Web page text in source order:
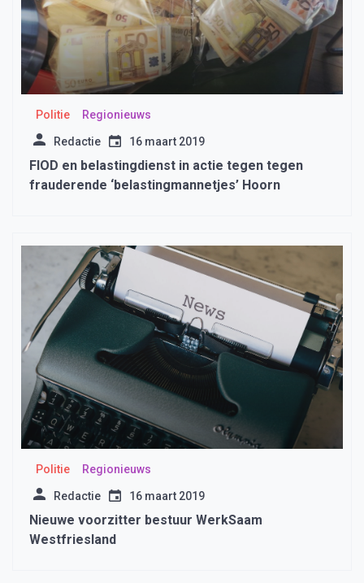
Politie Regionieuws
Redactie 16 maart 2019
FIOD en belastingdienst in actie tegen tegen
frauderende ‘belastingmannetjes’ Hoorn
Politie Regionieuws
Redactie 16 maart 2019
Nieuwe voorzitter bestuur WerkSaam
Westfriesland